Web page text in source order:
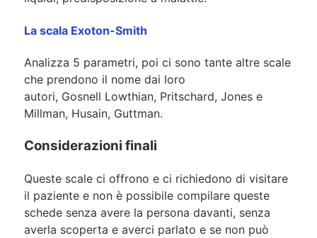
La scala Exoton-Smith
Analizza 5 parametri, poi ci sono tante altre scale
che prendono il nome dai loro
autori, Gosnell Lowthian, Pritschard, Jones e
Millman, Husain, Guttman.
Considerazioni finali
Queste scale ci offrono e ci richiedono di visitare
il paziente e non è possibile compilare queste
schede senza avere la persona davanti, senza
averla scoperta e averci parlato e se non può